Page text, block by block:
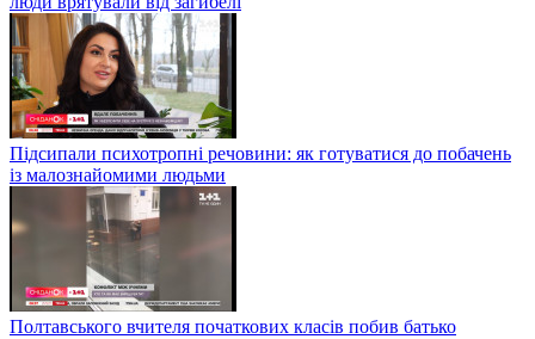
Підсипали психотропні речовини: як готуватися до побачень
із малознайомими людьми
Полтавського вчителя початкових класів побив батько